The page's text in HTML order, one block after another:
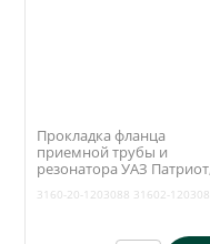
Прокладка фланца
приемной трубы и
резонатора УАЗ Патриот,
облицовка метал
3160-20-1203088 31602-